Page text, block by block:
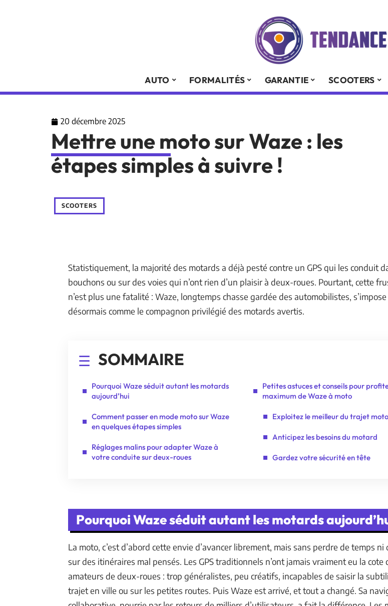
AUTO FORMALITÉS GARANTIE SCOOTERS
20 décembre 2025
Mettre une moto sur Waze : les
étapes simples à suivre !
SCOOTERS
Statistiquement, la majorité des motards a déjà pesté contre un GPS qui les conduit
bouchons ou sur des voies qui n’ont rien d’un plaisir à deux-roues. Pourtant, cette
n’est plus une fatalité : Waze, longtemps chasse gardée des automobilistes, s’impose
désormais comme le compagnon privilégié des motards avertis.
SOMMAIRE
Pourquoi Waze séduit autant les motards
aujourd’hui
Comment passer en mode moto sur Waze
en quelques étapes simples
Réglages malins pour adapter Waze à
votre conduite sur deux-roues
Petites astuces et conseils pour
maximum de Waze à moto
Exploitez le meilleur du trajet moto
Anticipez les besoins du motard
Gardez votre sécurité en tête
Pourquoi Waze séduit autant les motards
La moto, c’est d’abord cette envie d’avancer librement, mais sans perdre de temps ni
sur des itinéraires mal pensés. Les GPS traditionnels n’ont jamais vraiment eu la cote
amateurs de deux-roues : trop généralistes, peu créatifs, incapables de saisir la
trajet en ville ou sur les petites routes. Puis Waze est arrivé, et tout a changé. Sa